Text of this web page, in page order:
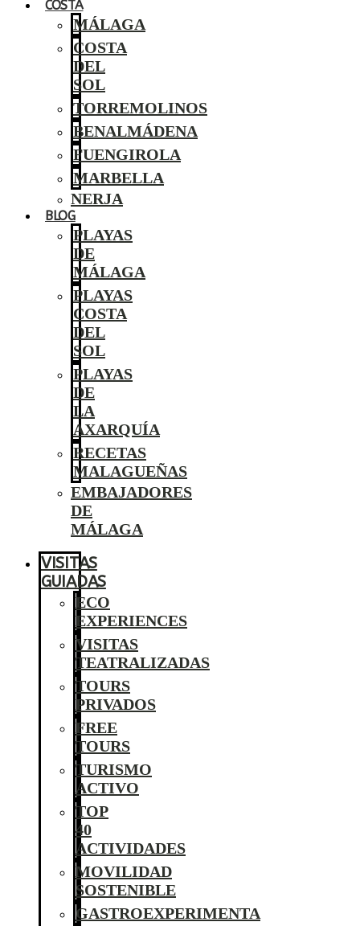
COSTA
MÁLAGA
COSTA
DEL
SOL
TORREMOLINOS
BENALMÁDENA
FUENGIROLA
MARBELLA
NERJA
BLOG
PLAYAS
DE
MÁLAGA
PLAYAS
COSTA
DEL
SOL
PLAYAS
DE
LA
AXARQUÍA
RECETAS
MALAGUEÑAS
EMBAJADORES
DE
MÁLAGA
VISITAS
GUIADAS
ECO
EXPERIENCES
VISITAS
TEATRALIZADAS
TOURS
PRIVADOS
FREE
TOURS
TURISMO
ACTIVO
TOP
40
ACTIVIDADES
MOVILIDAD
SOSTENIBLE
GASTROEXPERIMENTA